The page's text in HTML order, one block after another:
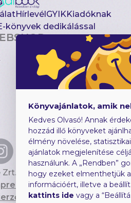
HírlevélGYIKKiadóknak
könyvek dedikálással
Csomagajánlatok
Akciósak
Előjegyezhetők
Újdonságok
Gyerekkönyvek
Heti toplista
Ajándékutalvány
Blog
Minden jog fenntartva.
Feltételek
Könyvajánlatok, amik
Kedves Olvasó! Annak
hozzád illő könyveket
élmény növelése,
ajánlatok megjelenítése
használunk. A „Rendben”
hogy ezeket elmenthetjük
információért, illetve a
kattints ide vagy a